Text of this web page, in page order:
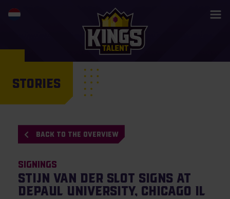
STORIES
BACK TO THE OVERVIEW
Signings
Stijn van der Slot signs at
DePaul University, Chicago IL